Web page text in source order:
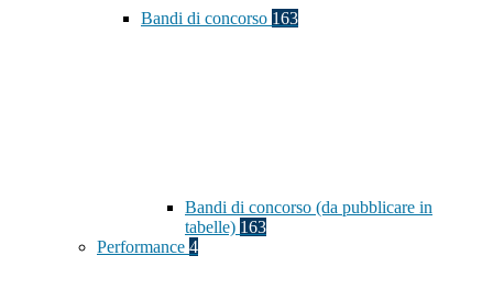
Bandi di concorso 163
Bandi di concorso (da pubblicare in
tabelle) 163
Performance 4